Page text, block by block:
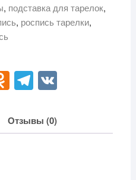
, подставка для тарелок,
, роспись тарелки,
O
d
n
o
T
el
e
gr
V
Отзывы (0)